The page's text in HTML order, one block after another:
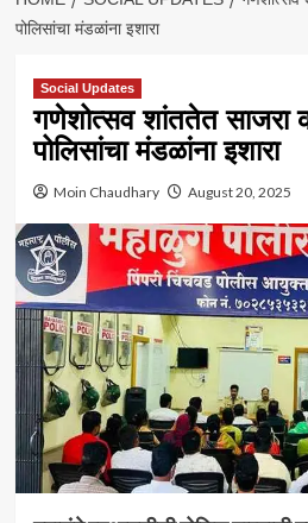
पोलिसांचा मंडळांना इशारा
Social Updates
गणेशोत्सव शांततेत साजरा
पोलिसांचा मंडळांना इशारा
Moin Chaudhary August 20, 2025